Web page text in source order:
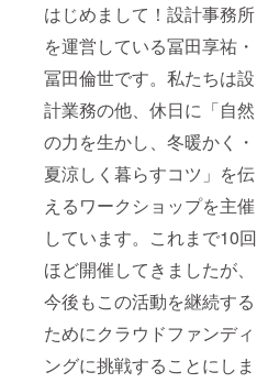
はじめまして！設計事務所
を運営している冨田享祐・
冨田倫世です。私たちは設
計業務の他、休日に「自然
の力を生かし、冬暖かく・
夏涼しく暮らすコツ」を伝
えるワークショップを主催
しています。これまで10回
ほど開催してきましたが、
今後もこの活動を継続する
ためにクラウドファンディ
ングに挑戦することにしま